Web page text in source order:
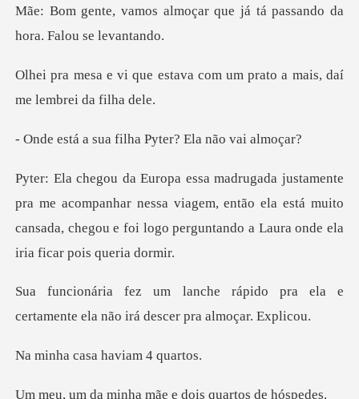
oçar que já tá passando da
tava com um prato a mais, d
a filha Pyter? El
ompanhar nessa viagem, então ela está muito
cansada, chegou e fo
pido pra ela e
certamente ela não
casa havia
nha mãe e dois qu